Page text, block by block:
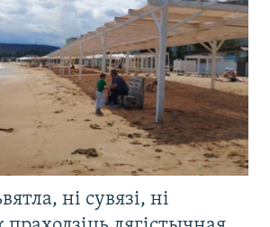
ні сувязі, ні